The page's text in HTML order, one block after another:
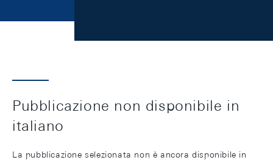
Pubblicazione non disponibile in
italiano
La pubblicazione selezionata non è ancora disponibile in